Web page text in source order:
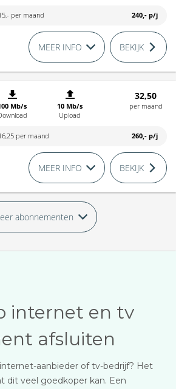
per maand 240,- p/j
MEER INFO BEKIJK
Mb/s
10 Mb/s
Upload
32,50
per maand
per maand 260,- p/j
MEER INFO BEKIJK
abonnementen
internet en tv
afsluiten
aanbieder of tv-bedrijf? Het
dit veel goedkoper kan. Een